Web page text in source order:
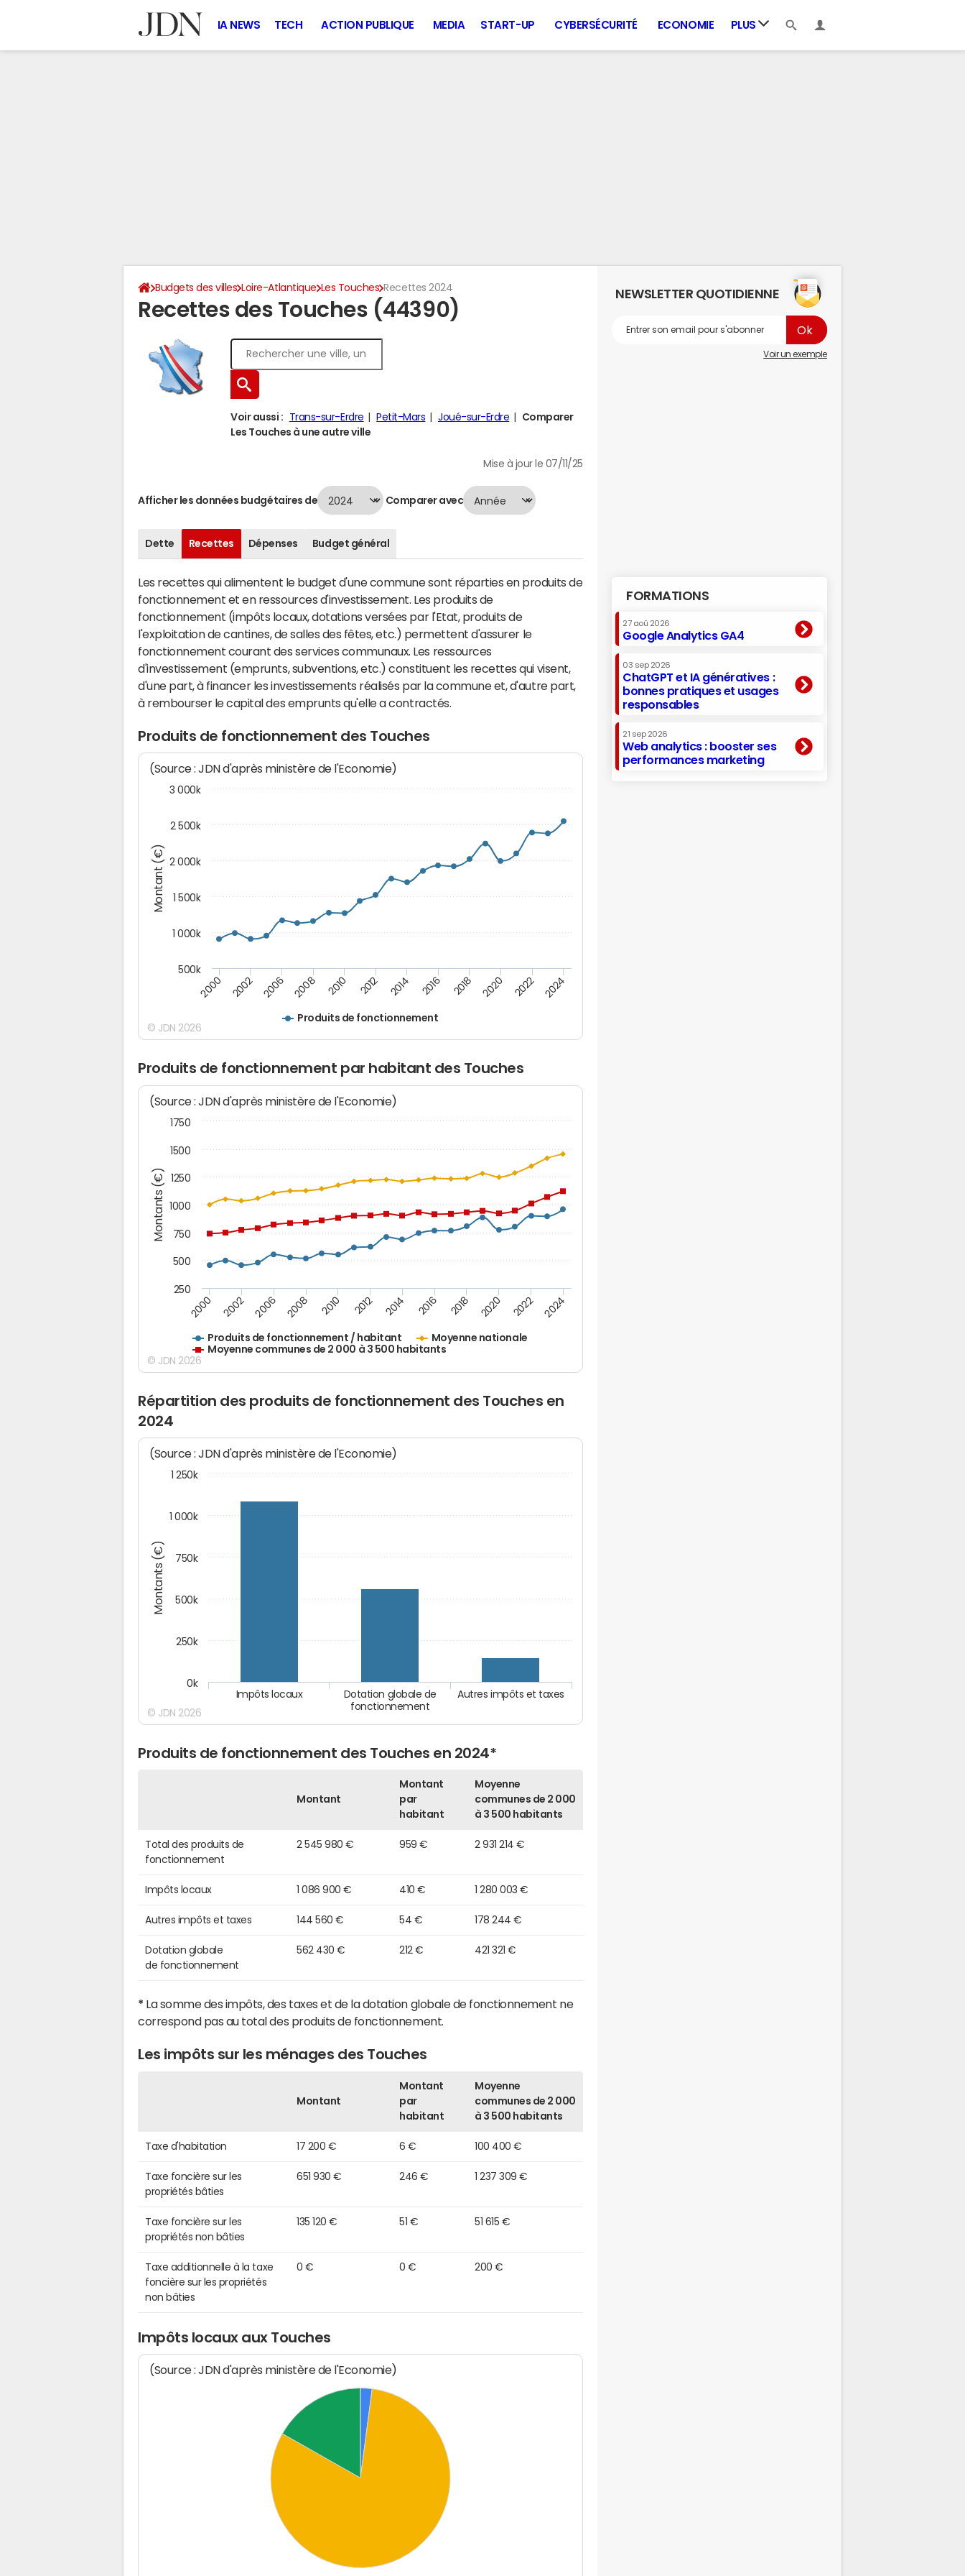
IA NEWS TECH ACTION PUBLIQUE MEDIA START-UP CYBERSÉCURITÉ ECONOMIE PLUS
Budgets des villes Loire-Atlantique Les Touches Recettes 2024
Recettes des Touches (44390)
Voir aussi : Trans-sur-Erdre Petit-Mars Joué-sur-Erdre
Comparer
Les Touches à une autre ville
Mise à jour le 07/11/25
Afficher les données budgétaires de Comparer avec
Dette Recettes Dépenses Budget général
Les recettes qui alimentent le budget d'une commune sont réparties en produits de
fonctionnement et en ressources d'investissement. Les produits de
fonctionnement (impôts locaux, dotations versées par l'Etat, produits de
l'exploitation de cantines, de salles des fêtes, etc.) permettent d'assurer le
fonctionnement courant des services communaux. Les ressources
d'investissement (emprunts, subventions, etc.) constituent les recettes qui visent,
d'une part, à financer les investissements réalisés par la commune et, d'autre part,
à rembourser le capital des emprunts qu'elle a contractés.
Produits de fonctionnement des Touches
Montant (€)
(Source : JDN d'après ministère de l'Economie)
Produits de fonctionnement
2000 2002 2006 2008 2010 2012 2014 2016 2018 2020 2022 2024
500k
1 000k
1 500k
2 000k
2 500k
3 000k
© JDN 2026
Produits de fonctionnement par habitant des Touches
Montants (€)
(Source : JDN d'après ministère de l'Economie)
Produits de fonctionnement / habitant
Moyenne nationale
Moyenne communes de 2 000 à 3 500 habitants
2000 2002 2006 2008 2010 2012 2014 2016 2018 2020 2022 2024
250
500
750
1000
1250
1500
1750
© JDN 2026
Répartition des produits de fonctionnement des Touches en
2024
Montants (€)
(Source : JDN d'après ministère de l'Economie)
Autres impôts et taxes
Dotation globale de
fonctionnement
Impôts locaux
0k
250k
500k
750k
1 000k
1 250k
© JDN 2026
Produits de fonctionnement des Touches en 2024*
Montant
Montant
par
habitant
Moyenne
communes de 2 000
à 3 500 habitants
Total des produits de
fonctionnement
2 545 980 € 959 € 2 931 214 €
Impôts locaux 1 086 900 € 410 € 1 280 003 €
Autres impôts et taxes 144 560 € 54 € 178 244 €
Dotation globale
de fonctionnement
562 430 € 212 € 421 321 €
* La somme des impôts, des taxes et de la dotation globale de fonctionnement ne
correspond pas au total des produits de fonctionnement.
Les impôts sur les ménages des Touches
Montant
Montant
par
habitant
Moyenne
communes de 2 000
à 3 500 habitants
Taxe d'habitation 17 200 € 6 € 100 400 €
Taxe foncière sur les
propriétés bâties
651 930 € 246 € 1 237 309 €
Taxe foncière sur les
propriétés non bâties
135 120 € 51 € 51 615 €
Taxe additionnelle à la taxe
foncière sur les propriétés
non bâties
0 € 0 € 200 €
Impôts locaux aux Touches
(Source : JDN d'après ministère de l'Economie)
NEWSLETTER QUOTIDIENNE
Voir un exemple
FORMATIONS
27 aoû 2026
Google Analytics GA4
03 sep 2026
ChatGPT et IA génératives :
bonnes pratiques et usages
responsables
21 sep 2026
Web analytics : booster ses
performances marketing